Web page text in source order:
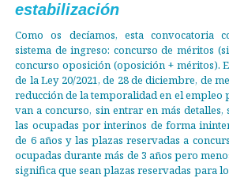
estabilización
Como os decíamos, esta convocatoria
sistema de ingreso: concurso de méritos
concurso oposición (oposición + méritos).
de la Ley 20/2021, de 28 de diciembre, de
reducción de la temporalidad en el empleo
van a concurso, sin entrar en más detalles,
las ocupadas por interinos de forma
de 6 años y las plazas reservadas a
ocupadas durante más de 3 años pero
significa que sean plazas reservadas para